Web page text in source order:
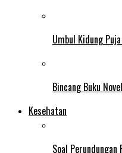
Umbul Kidung
Bincang Buku
Kesehatan
Soal